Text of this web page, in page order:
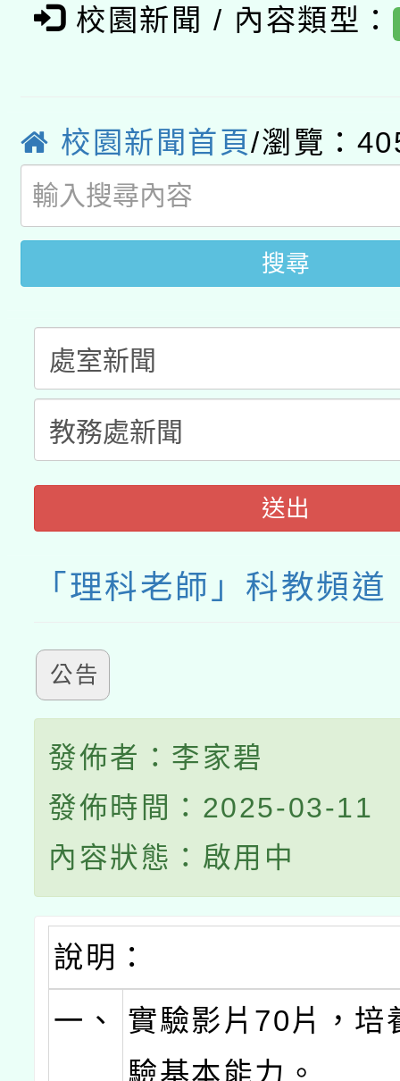
pilot」
有關大陸委員會函釋公
用水績優單位及節水達
動」
桃園市孔廟祈福系列
開 智慧啟航」
2026年桃園地景藝術
校園新聞 / 內容類型：
校園新聞首頁/瀏覽：
搜尋
送出
「理科老師」科教頻道
公告
發佈者：李家碧
發佈時間：2025-03-11
內容狀態：啟用中
說明：
一、
實驗影片70片，培
驗基本能力。